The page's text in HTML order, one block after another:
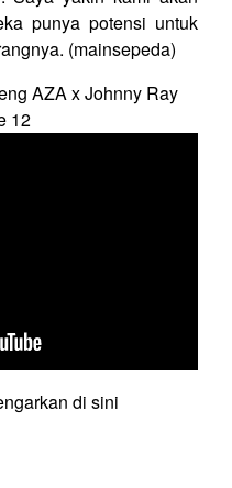
punya potensi untuk
(mainsepeda)
AZA x Johnny Ray
12
di sini